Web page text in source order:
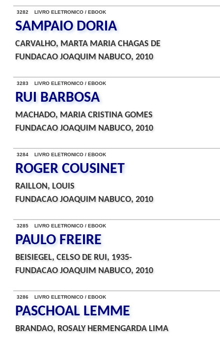
3282 LIVRO ELETRONICO / EBOOK
SAMPAIO DORIA
CARVALHO, MARTA MARIA CHAGAS DE
FUNDACAO JOAQUIM NABUCO, 2010
3283 LIVRO ELETRONICO / EBOOK
RUI BARBOSA
MACHADO, MARIA CRISTINA GOMES
FUNDACAO JOAQUIM NABUCO, 2010
3284 LIVRO ELETRONICO / EBOOK
ROGER COUSINET
RAILLON, LOUIS
FUNDACAO JOAQUIM NABUCO, 2010
3285 LIVRO ELETRONICO / EBOOK
PAULO FREIRE
BEISIEGEL, CELSO DE RUI, 1935-
FUNDACAO JOAQUIM NABUCO, 2010
3286 LIVRO ELETRONICO / EBOOK
PASCHOAL LEMME
BRANDAO, ROSALY HERMENGARDA LIMA